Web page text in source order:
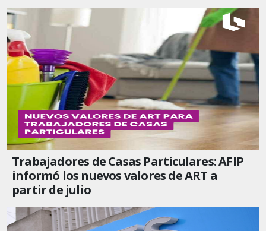
Trabajadores de Casas Particulares: AFIP
informó los nuevos valores de ART a
partir de julio